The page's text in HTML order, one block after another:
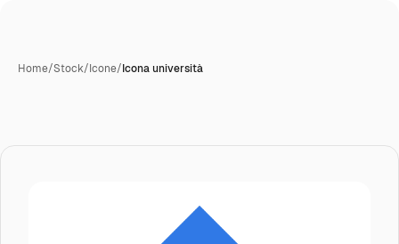
Home/Stock/Icone/Icona università